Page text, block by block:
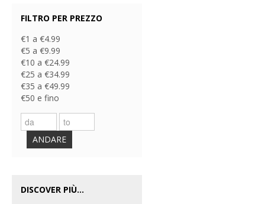
FILTRO PER PREZZO
€1 a €4.99
€5 a €9.99
€10 a €24.99
€25 a €34.99
€35 a €49.99
€50 e fino
ANDARE
DISCOVER PIÙ...